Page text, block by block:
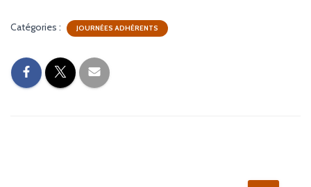
Catégories : JOURNÉES ADHÉRENTS